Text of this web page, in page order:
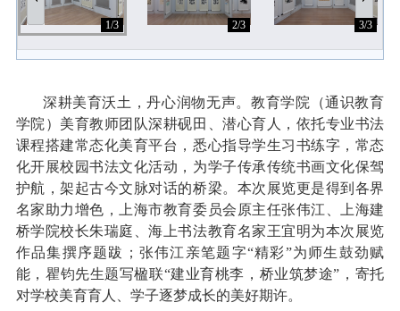
1/3 2/3 3/3
深耕美育沃土，丹心润物无声。教育学院（通识教育
学院）美育教师团队深耕砚田、潜心育人，依托专业书法
课程搭建常态化美育平台，悉心指导学生习书练字，常态
化开展校园书法文化活动，为学子传承传统书画文化保驾
护航，架起古今文脉对话的桥梁。本次展览更是得到各界
名家助力增色，上海市教育委员会原主任张伟江、上海建
桥学院校长朱瑞庭、海上书法教育名家王宜明为本次展览
作品集撰序题跋；张伟江亲笔题字“精彩”为师生鼓劲赋
能，瞿钧先生题写楹联“建业育桃李，桥业筑梦途”，寄托
对学校美育育人、学子逐梦成长的美好期许。